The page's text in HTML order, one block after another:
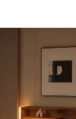
und 1 Typ-C-
mit LED-Leisten,